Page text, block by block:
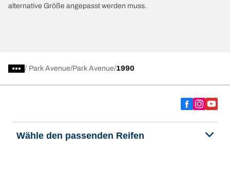
alternative Größe angepasst werden muss.
/ Park Avenue Park Avenue 1990
Wähle den passenden Reifen